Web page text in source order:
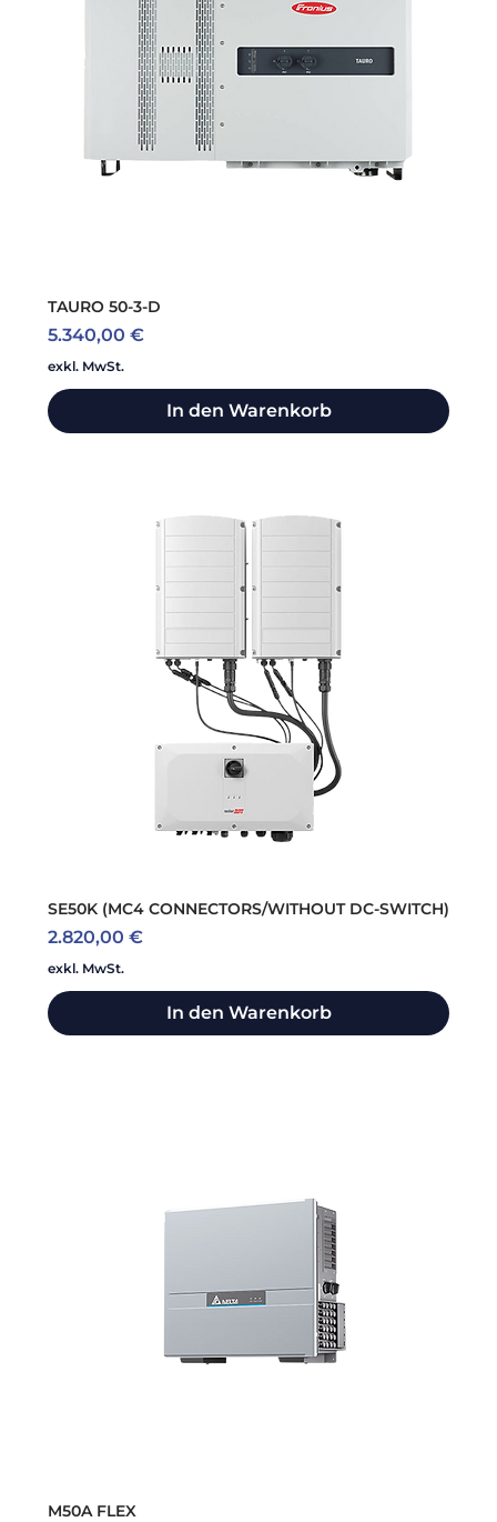
TAURO 50-3-D
Preis
5.340,00 €
exkl. MwSt.
In den Warenkorb
SE50K (MC4 CONNECTORS/WITHOUT DC-SWITCH)
Preis
2.820,00 €
exkl. MwSt.
In den Warenkorb
M50A FLEX